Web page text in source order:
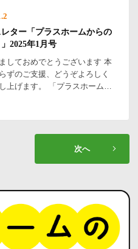
ター「プラスホームからの
2025年1月号
しておめでとうございます 本
ずのご支援、どうぞよろしく
上げます。 「プラスホーム…
次へ